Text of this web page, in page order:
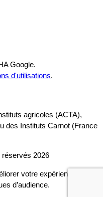
Google.
d'utilisations.
agricoles (ACTA),
des Instituts Carnot (France
2026
votre expérience
d’audience.